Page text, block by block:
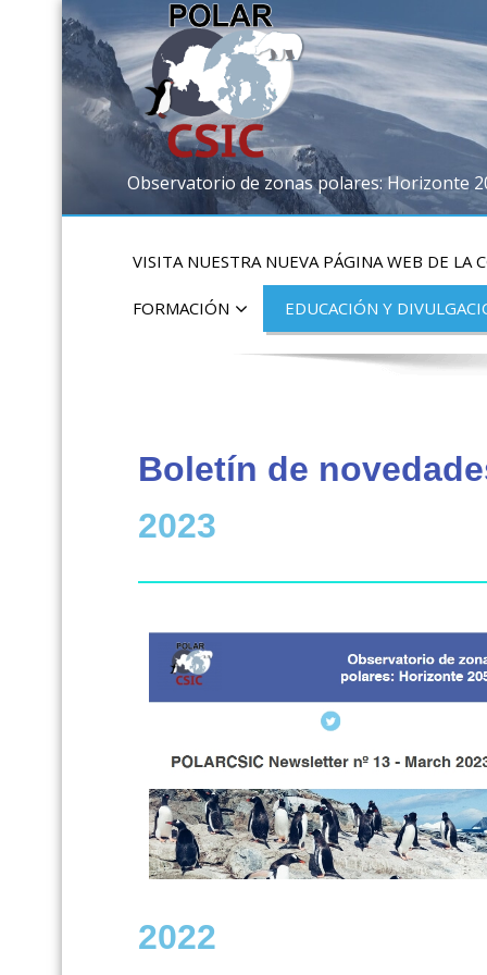
Observatorio de zonas polares: Horizonte
VISITA NUESTRA NUEVA PÁGINA WEB DE LA
FORMACIÓN EDUCACIÓN Y
Boletín de
2023
2022